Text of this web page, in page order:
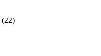
(22)